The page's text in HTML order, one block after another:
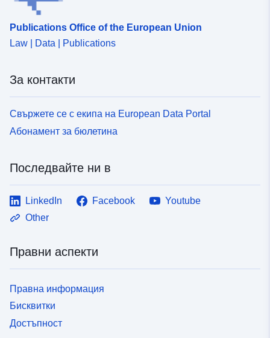
Publications Office of the European Union
Law | Data | Publications
За контакти
Свържете се с екипа на European Data Portal
Абонамент за бюлетина
Последвайте ни в
LinkedIn Facebook
Youtube
Other
Правни аспекти
Правна информация
Бисквитки
Достъпност